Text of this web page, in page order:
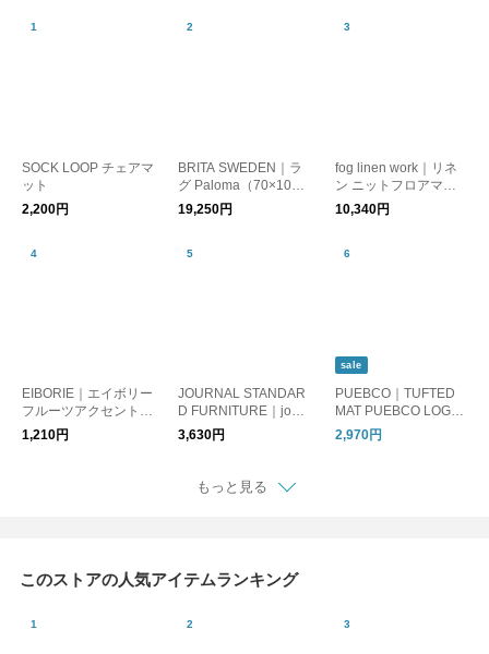
SOCK LOOP チェアマ
ット
2,200円
BRITA SWEDEN｜ラ
グ Paloma（70×100c
m）
19,250円
fog linen work｜リネ
ン ニットフロアマッ
ト fog linen work
フォグリネンワーク
10,340円
EIBORIE｜エイボリー
フルーツアクセントマ
ット
1,210円
JOURNAL STANDAR
D FURNITURE｜jour
nal standard Furniture
ジャーナルスタンダー
ERO MAT 50x70 フ
ェルネロマット
3,630円
sale
PUEBCO｜TUFTED
MAT PUEBCO LOGO/
玄関マット ドアマッ
ト
2,970円
もっと見る
このストアの人気アイテムランキング